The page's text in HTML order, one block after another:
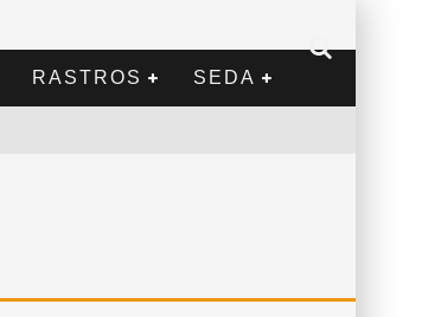
RASTROS SEDA